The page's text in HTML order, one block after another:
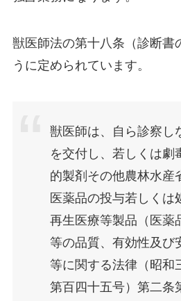
獣医師法の第十八条（診断書
うに定められています。
獣医師は、自ら診察し
を交付し、若しくは劇
的製剤その他農林水産
医薬品の投与若しくは
再生医療等製品（医薬
等の品質、有効性及び
等に関する法律（昭和
第百四十五号）第二条